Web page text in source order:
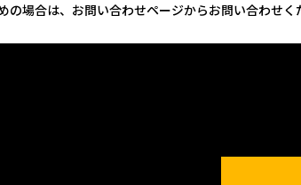
場合は、お問い合わせページからお問い合わせく